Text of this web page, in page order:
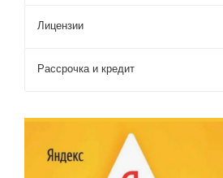
Лицензии
Рассрочка и кредит